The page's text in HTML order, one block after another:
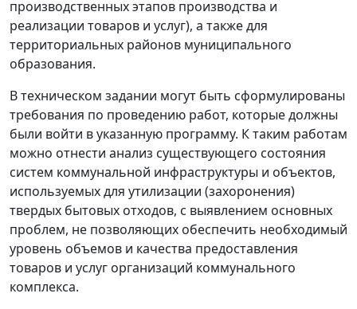
производственных этапов производства и
реализации товаров и услуг), а также для
территориальных районов муниципального
образования.
В техническом задании могут быть сформулированы
требования по проведению работ, которые должны
были войти в указанную программу. К таким работам
можно отнести анализ существующего состояния
систем коммунальной инфраструктуры и объектов,
используемых для утилизации (захоронения)
твердых бытовых отходов, с выявлением основных
проблем, не позволяющих обеспечить необходимый
уровень объемов и качества предоставления
товаров и услуг организаций коммунального
комплекса.